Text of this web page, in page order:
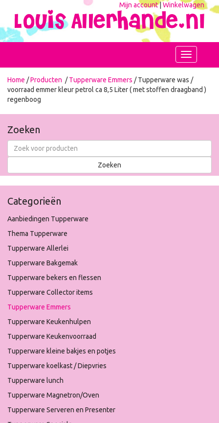
Mijn account|Winkelwagen
Toggle
navigation
Home /Producten /Tupperware Emmers / Tupperware was /
voorraad emmer kleur petrol ca 8,5 Liter ( met stoffen draagband )
regenboog
Zoeken
Categorieën
Aanbiedingen Tupperware
Thema Tupperware
Tupperware Allerlei
Tupperware Bakgemak
Tupperware bekers en flessen
Tupperware Collector items
Tupperware Emmers
Tupperware Keukenhulpen
Tupperware Keukenvoorraad
Tupperware kleine bakjes en potjes
Tupperware koelkast / Diepvries
Tupperware lunch
Tupperware Magnetron/Oven
Tupperware Serveren en Presenter